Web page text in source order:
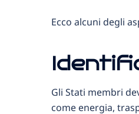
Ecco alcuni degli
Gli Stati membri
come energia,